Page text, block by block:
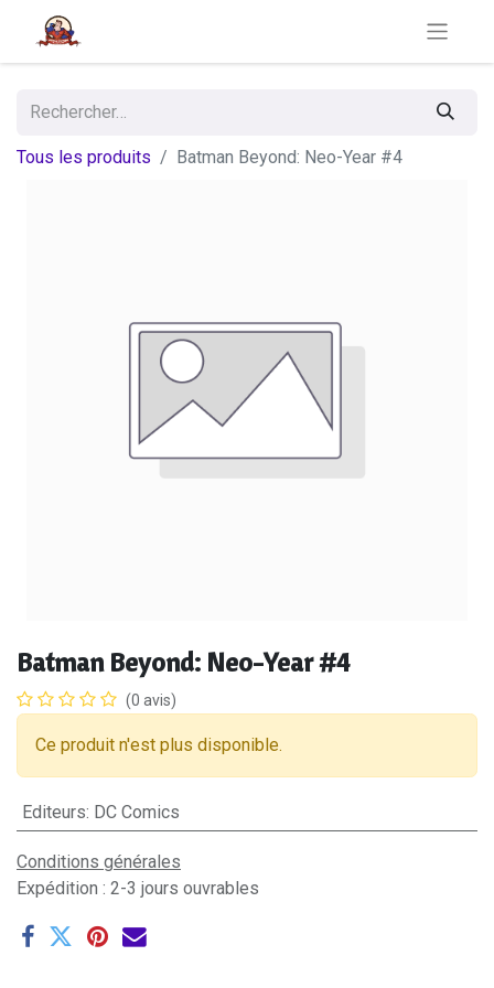
Tous les produits Batman Beyond: Neo-Year #4
Batman Beyond: Neo-Year #4
(0 avis)
Ce produit n'est plus disponible.
Editeurs: DC Comics
Conditions générales
Expédition : 2-3 jours ouvrables